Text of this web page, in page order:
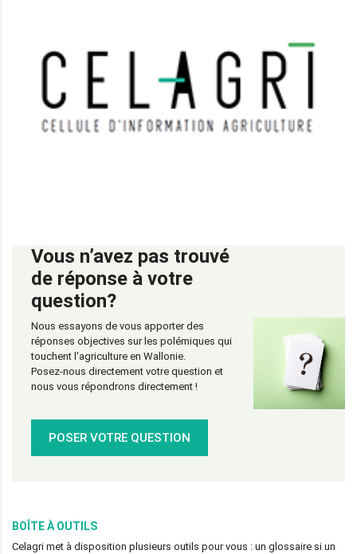
Vous n’avez pas trouvé
de réponse à votre
question?
Nous essayons de vous apporter des
réponses objectives sur les polémiques qui
touchent l'agriculture en Wallonie.
Posez-nous directement votre question et
nous vous répondrons directement !
POSER VOTRE QUESTION
BOÎTE À OUTILS
Celagri met à disposition plusieurs outils pour vous : un glossaire si un